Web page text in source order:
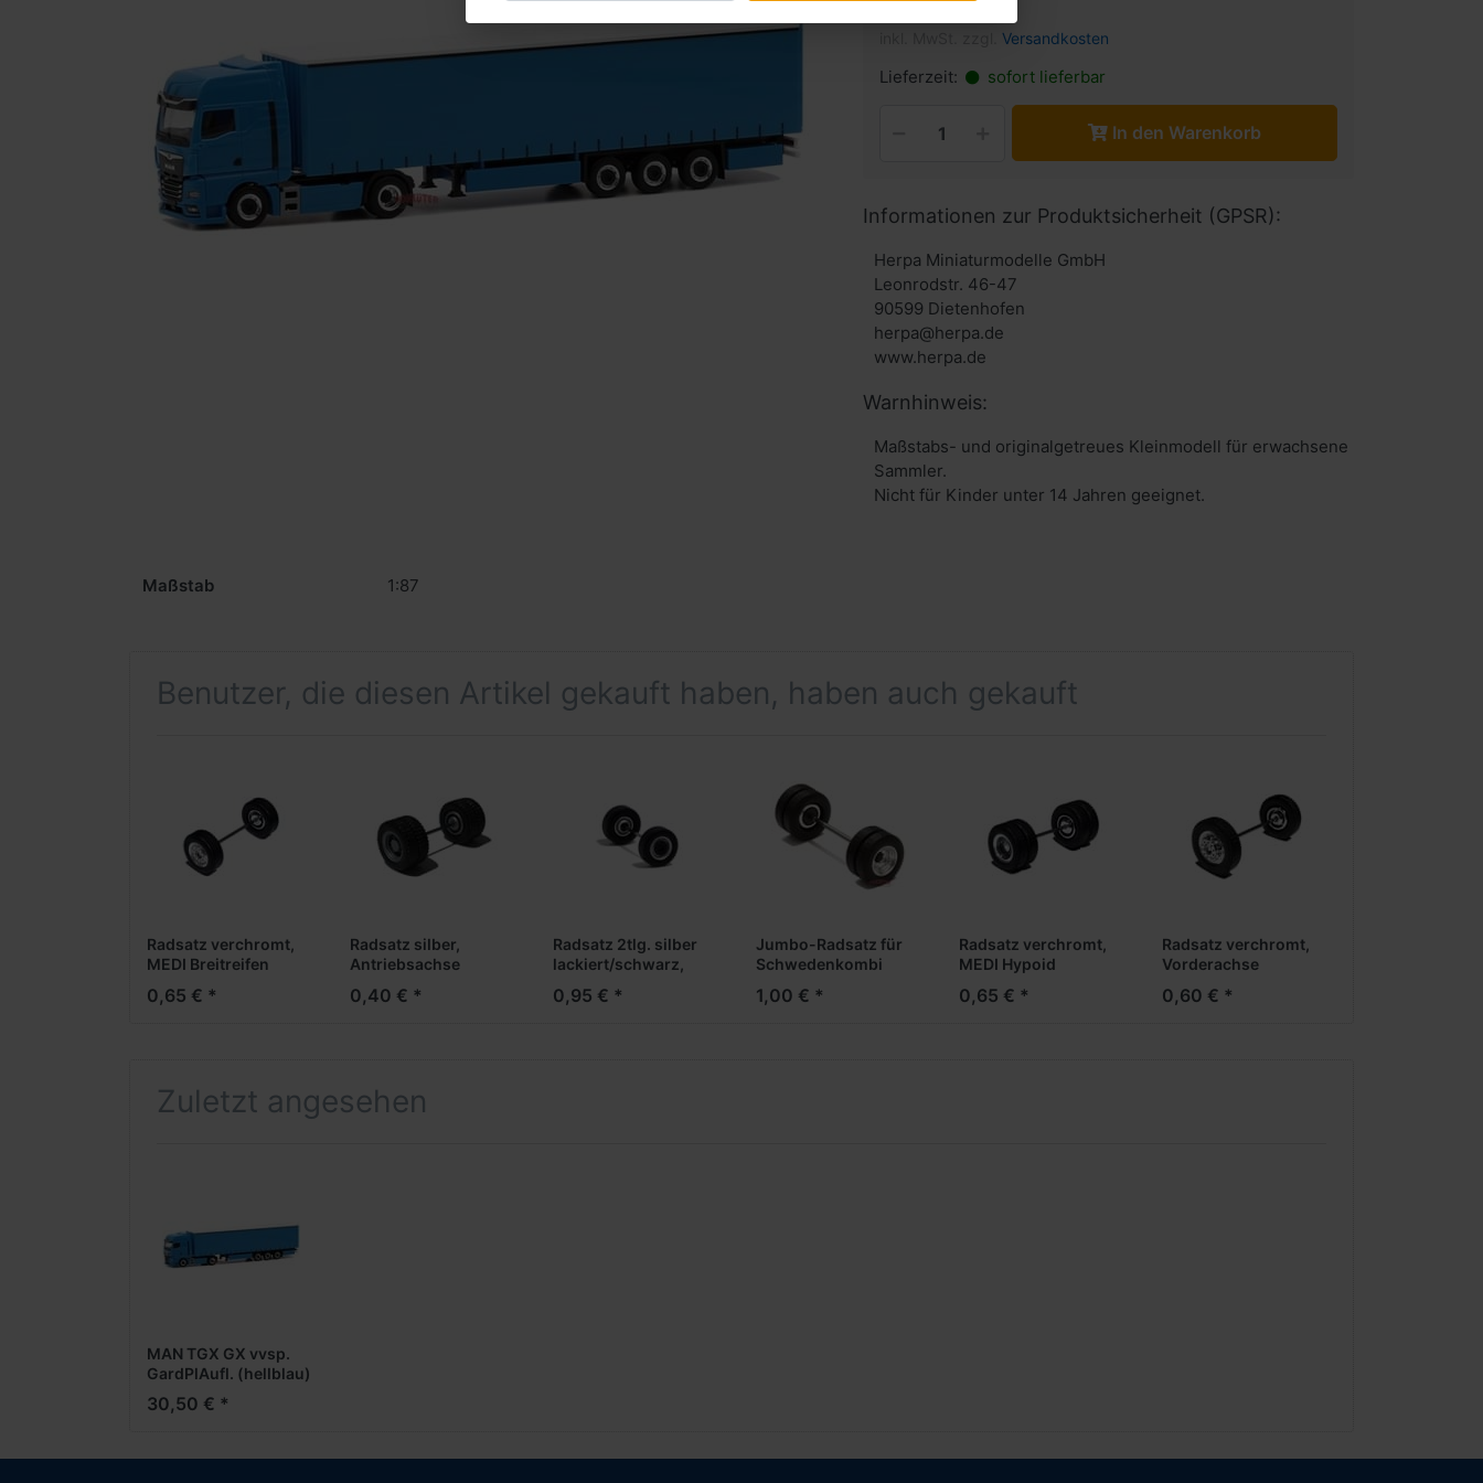
Versandkosten
Lieferzeit: sofort lieferbar
In den Warenkorb
Informationen zur Produktsicherheit (GPSR):
Herpa Miniaturmodelle GmbH
Leonrodstr. 46-47
90599 Dietenhofen
herpa@herpa.de
www.herpa.de
Warnhinweis:
Maßstabs- und originalgetreues Kleinmodell für erwachsene
Sammler.
Nicht für Kinder unter 14 Jahren geeignet.
Maßstab 1:87
Benutzer, die diesen Artikel gekauft haben, haben auch gekauft
Radsatz verchromt,
MEDI Breitreifen
Aufliegerachse)
0,65 € *
Radsatz silber,
Antriebsachse
0,40 € *
Radsatz 2tlg. silber
lackiert/schwarz,
(Vorderachse /
0,95 € *
Jumbo-Radsatz für
Schwedenkombi
1,00 € *
Radsatz verchromt,
MEDI Hypoid
0,65 € *
Radsatz verchromt,
Vorderachse
0,60 € *
Zuletzt angesehen
MAN TGX GX vvsp.
GardPlAufl. (hellblau)
30,50 € *